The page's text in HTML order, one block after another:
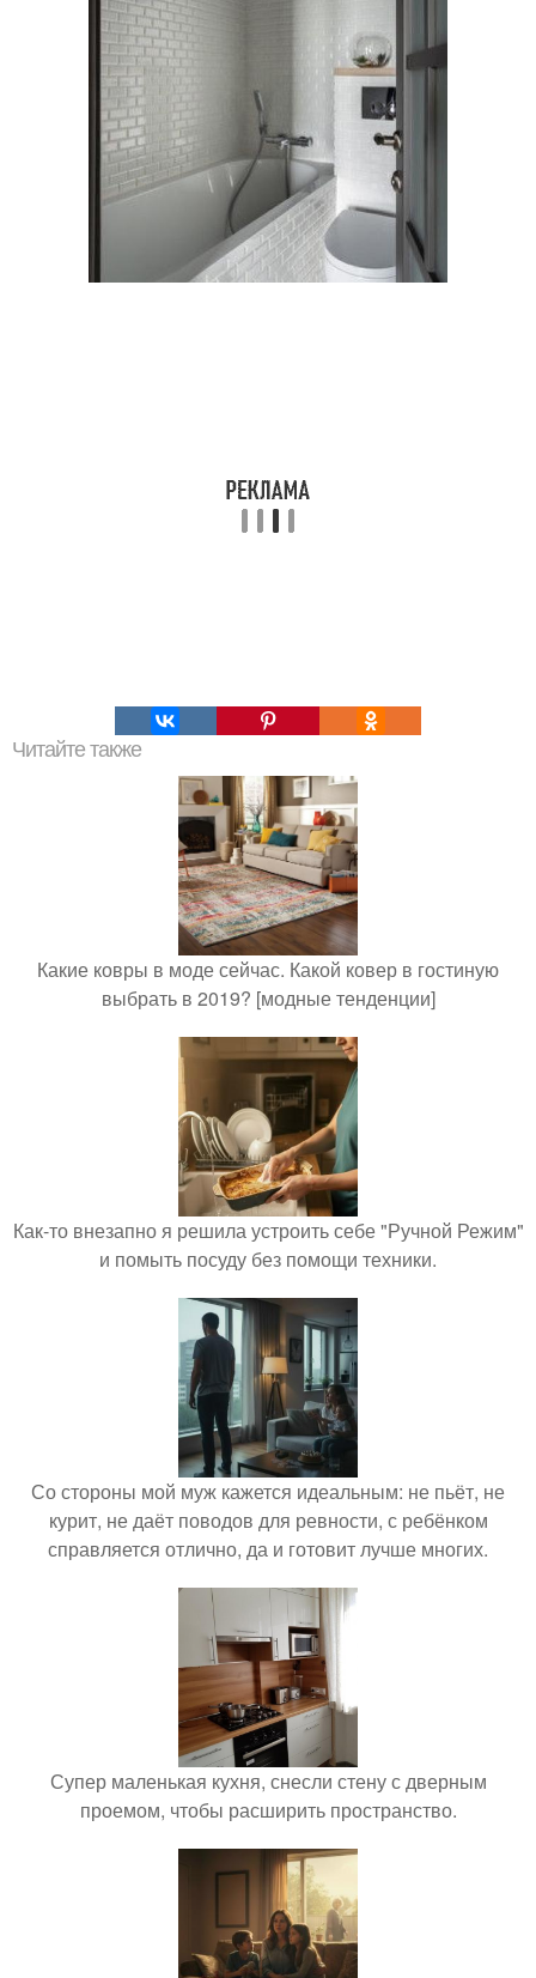
Читайте также
Какие ковры в моде сейчас. Какой ковер в гостиную
выбрать в 2019? [модные тенденции]
Как-то внезапно я решила устроить себе "Ручной Режим"
и помыть посуду без помощи техники.
Со стороны мой муж кажется идеальным: не пьёт, не
курит, не даёт поводов для ревности, с ребёнком
справляется отлично, да и готовит лучше многих.
Супер маленькая кухня, снесли стену с дверным
проемом, чтобы расширить пространство.